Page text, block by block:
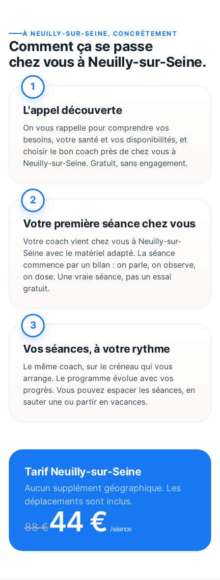
ÀNEUILLY-SUR-SEINE, CONCRÈTEMENT
Comment ça se passe
chez vous à Neuilly-sur-Seine.
1
L'appel découverte
On vous rappelle pour comprendre vos
besoins, votre santé et vos disponibilités, et
choisir le bon coach près de chez vous à
Neuilly-sur-Seine. Gratuit, sans engagement.
2
Votre première séance chez vous
Votre coach vient chez vous à Neuilly-sur-
Seine avec le matériel adapté. La séance
commence par un bilan : on parle, on observe,
on dose. Une vraie séance, pas un essai
gratuit.
3
Vos séances, à votre rythme
Le même coach, sur le créneau qui vous
arrange. Le programme évolue avec vos
progrès. Vous pouvez espacer les séances, en
sauter une ou partir en vacances.
TarifNeuilly-sur-Seine
Aucun supplément géographique. Les
déplacements sont inclus.
88€44 € /séance